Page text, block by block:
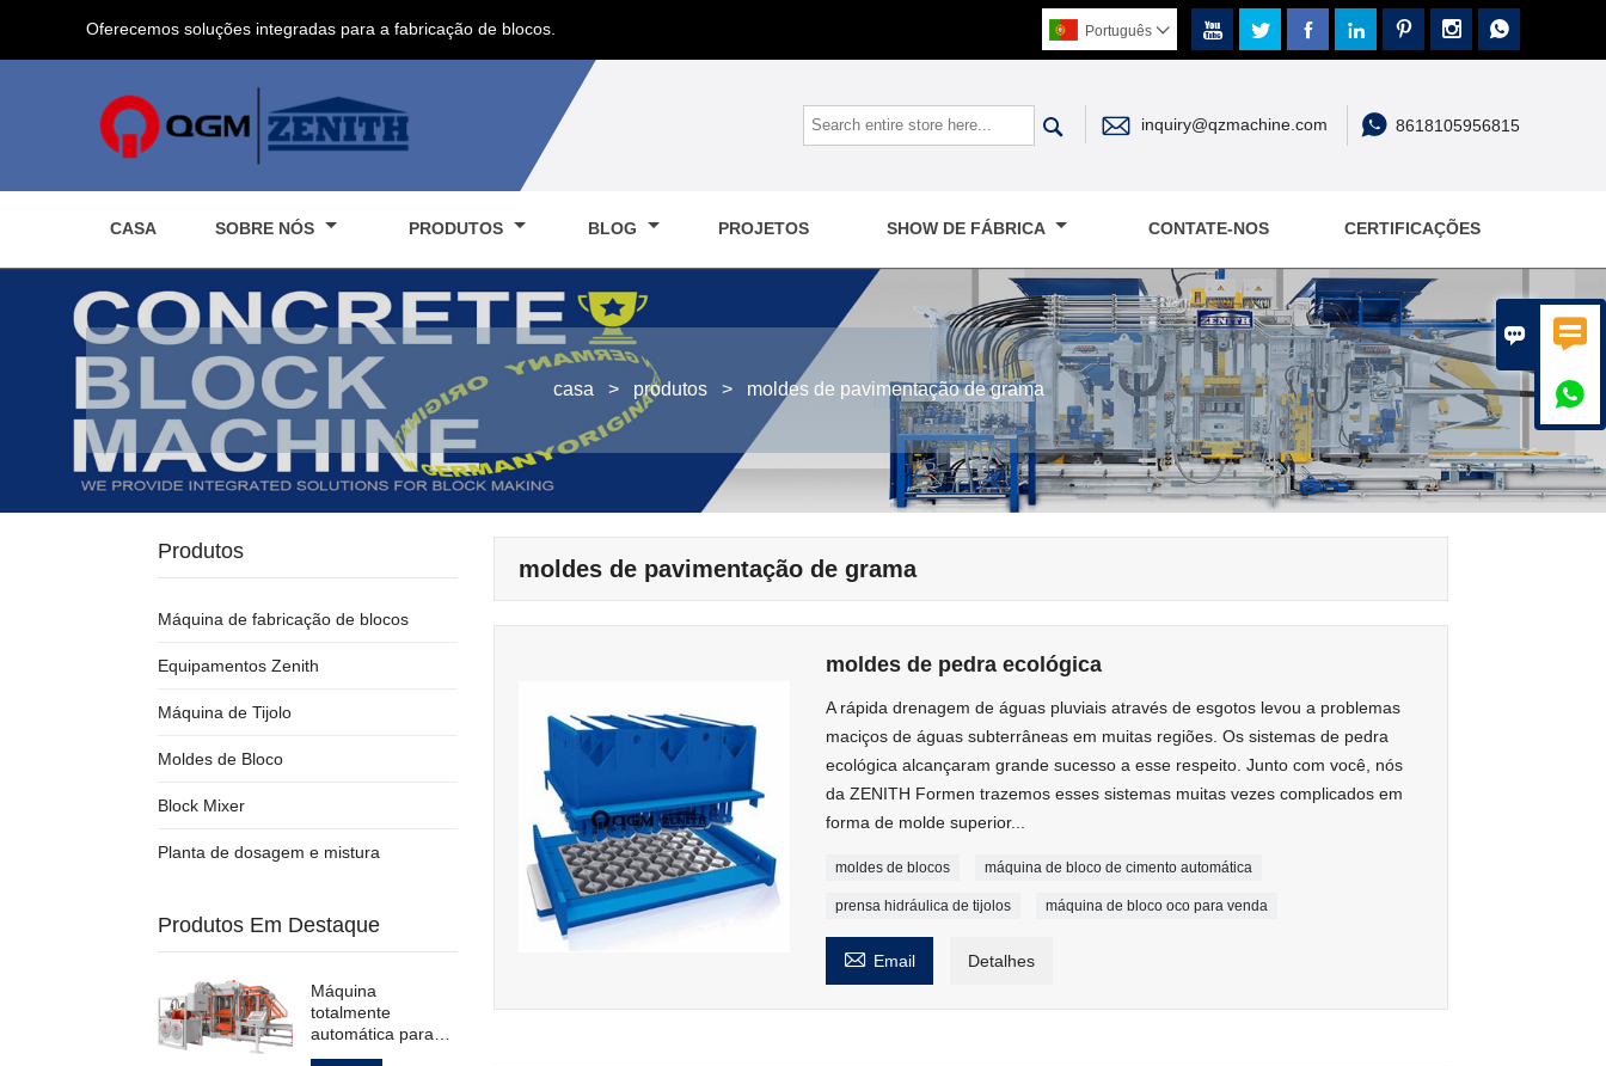
 

Oferecemos soluções integradas para a fabricação de blocos.       
Português 
  inquiry@qzmachine.com  8618105956815
CASA SOBRE NÓS PRODUTOS BLOG PROJETOS SHOW DE FÁBRICA CONTATE-NOS CERTIFICAÇÕES
casa > produtos > moldes de pavimentação de grama
moldes de pavimentação de grama
moldes de pedra ecológica
A rápida drenagem de águas pluviais através de esgotos levou a problemas
maciços de águas subterrâneas em muitas regiões. Os sistemas de pedra
ecológica alcançaram grande sucesso a esse respeito. Junto com você, nós
da ZENITH Formen trazemos esses sistemas muitas vezes complicados em
forma de molde superior...
moldes de blocos máquina de bloco de cimento automática
prensa hidráulica de tijolos máquina de bloco oco para venda
 Email Detalhes
Produtos
Máquina de fabricação de blocos
Equipamentos Zenith
Máquina de Tijolo
Moldes de Bloco
Block Mixer
Planta de dosagem e mistura
Produtos Em Destaque
Máquina
totalmente
automática para
moldagem de